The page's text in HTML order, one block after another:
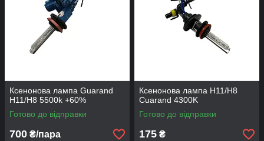
Ксенонова лампа Guarand
H11/H8 5500k +60%
Готово до відправки
700 ₴/пара
Ксенонова лампа H11/H8
Cuarand 4300K
Готово до відправки
175 ₴